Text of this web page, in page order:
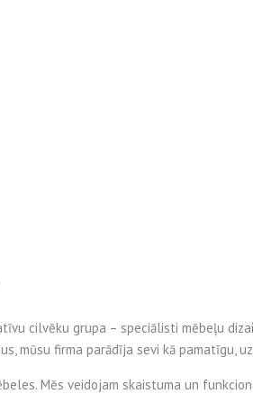
cilvēku grupa – speciālisti mēbeļu
mūsu firma parādīja sevi kā pamatīgu,
Mēs veidojam skaistuma un